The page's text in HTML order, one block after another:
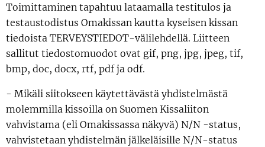
Toimittaminen tapahtuu lataamalla testitulos ja
testaustodistus Omakissan kautta kyseisen kissan
tiedoista TERVEYSTIEDOT-välilehdellä. Liitteen
sallitut tiedostomuodot ovat gif, png, jpg, jpeg, tif,
bmp, doc, docx, rtf, pdf ja odf.
- Mikäli siitokseen käytettävästä yhdistelmästä
molemmilla kissoilla on Suomen Kissaliiton
vahvistama (eli Omakissassa näkyvä) N/N -status,
vahvistetaan yhdistelmän jälkeläisille N/N-status